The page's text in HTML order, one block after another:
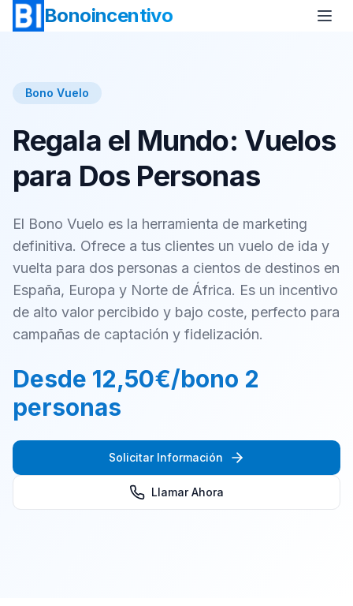
Bonoincentivo
Bono Vuelo Bono 2 Noches de Hotel
Bono Relax Bono Rural
Consulta Gratis
Bono Vuelo
Regala el Mundo: Vuelos
para Dos Personas
El Bono Vuelo es la herramienta de marketing
definitiva. Ofrece a tus clientes un vuelo de ida y
vuelta para dos personas a cientos de destinos en
España, Europa y Norte de África. Es un incentivo
de alto valor percibido y bajo coste, perfecto para
campañas de captación y fidelización.
Desde 12,50€/bono 2
personas
Solicitar Información
Llamar Ahora